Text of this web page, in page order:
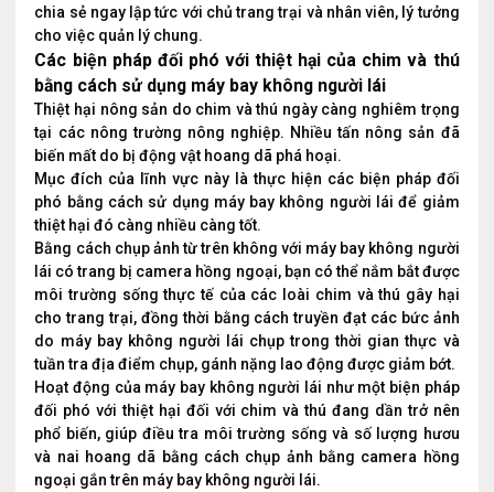
chia sẻ ngay lập tức với chủ trang trại và nhân viên, lý tưởng
cho việc quản lý chung.
Các biện pháp đối phó với thiệt hại của chim và thú
bằng cách sử dụng máy bay không người lái
Thiệt hại nông sản do chim và thú ngày càng nghiêm trọng
tại các nông trường nông nghiệp. Nhiều tấn nông sản đã
biến mất do bị động vật hoang dã phá hoại.
Mục đích của lĩnh vực này là thực hiện các biện pháp đối
phó bằng cách sử dụng máy bay không người lái để giảm
thiệt hại đó càng nhiều càng tốt.
Bằng cách chụp ảnh từ trên không với máy bay không người
lái có trang bị camera hồng ngoại, bạn có thể nắm bắt được
môi trường sống thực tế của các loài chim và thú gây hại
cho trang trại, đồng thời bằng cách truyền đạt các bức ảnh
do máy bay không người lái chụp trong thời gian thực và
tuần tra địa điểm chụp, gánh nặng lao động được giảm bớt.
Hoạt động của máy bay không người lái như một biện pháp
đối phó với thiệt hại đối với chim và thú đang dần trở nên
phổ biến, giúp điều tra môi trường sống và số lượng hươu
và nai hoang dã bằng cách chụp ảnh bằng camera hồng
ngoại gắn trên máy bay không người lái.